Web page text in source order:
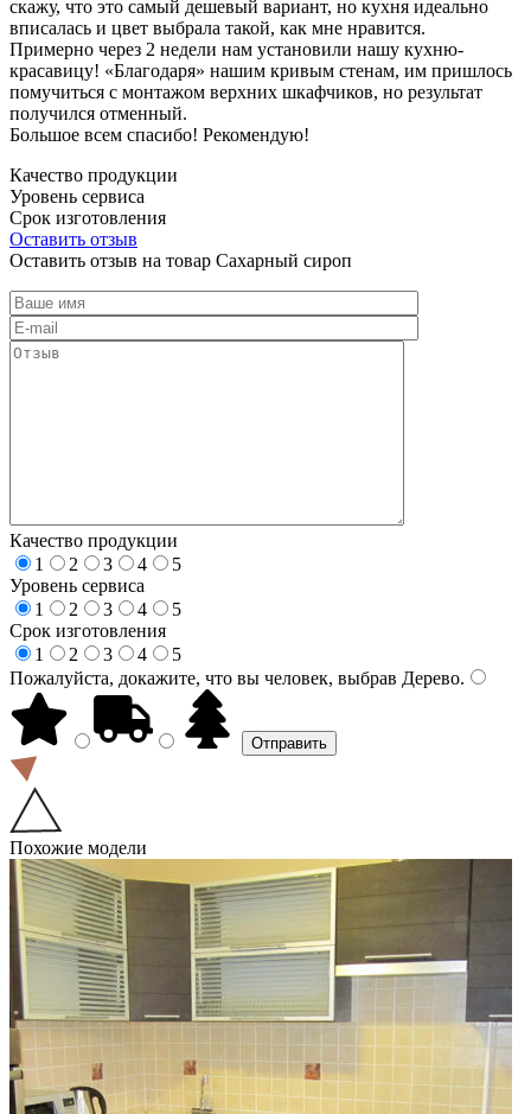
скажу, что это самый дешевый вариант, но кухня идеально
вписалась и цвет выбрала такой, как мне нравится.
Примерно через 2 недели нам установили нашу кухню-
красавицу! «Благодаря» нашим кривым стенам, им пришлось
помучиться с монтажом верхних шкафчиков, но результат
получился отменный.
Большое всем спасибо! Рекомендую!
Качество продукции
Уровень сервиса
Срок изготовления
Оставить отзыв
Оставить отзыв на товар Сахарный сироп
Качество продукции
1
2 3 4
5
Уровень сервиса
1
2 3 4
5
Срок изготовления
1
2 3 4
5
Пожалуйста, докажите, что вы человек, выбрав Дерево.
Похожие модели